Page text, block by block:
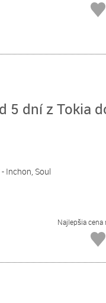
5 dní z Tokia
Inchon, Soul
Najlepšia